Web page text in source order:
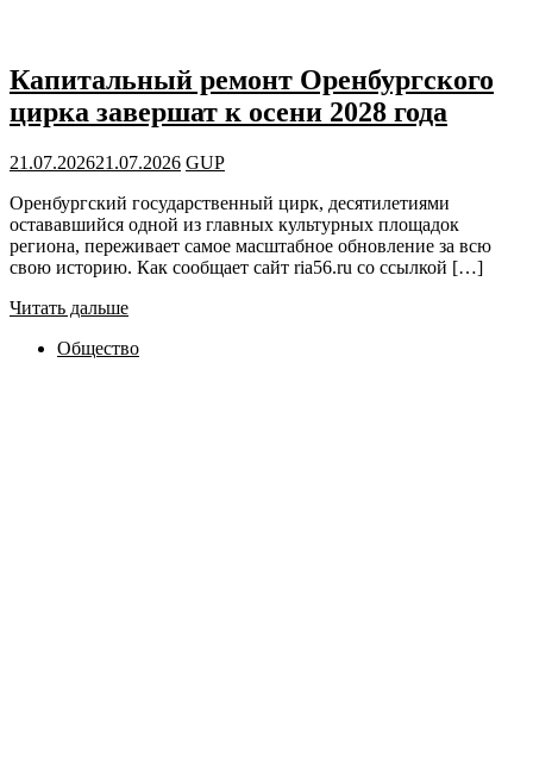
Капитальный ремонт Оренбургского
цирка завершат к осени 2028 года
21.07.202621.07.2026 GUP
Оренбургский государственный цирк, десятилетиями
остававшийся одной из главных культурных площадок
региона, переживает самое масштабное обновление за всю
свою историю. Как сообщает сайт ria56.ru со ссылкой […]
Читать дальше
Общество